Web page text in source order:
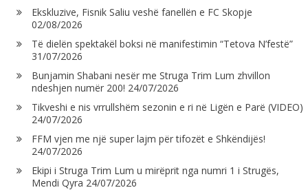
Ekskluzive, Fisnik Saliu veshë fanellën e FC Skopje
02/08/2026
Të dielën spektakël boksi në manifestimin “Tetova N’festë”
31/07/2026
Bunjamin Shabani nesër me Struga Trim Lum zhvillon
ndeshjen numër 200! 24/07/2026
Tikveshi e nis vrrullshëm sezonin e ri në Ligën e Parë (VIDEO)
24/07/2026
FFM vjen me një super lajm për tifozët e Shkëndijës!
24/07/2026
Ekipi i Struga Trim Lum u mirëprit nga numri 1 i Strugës,
Mendi Qyra 24/07/2026